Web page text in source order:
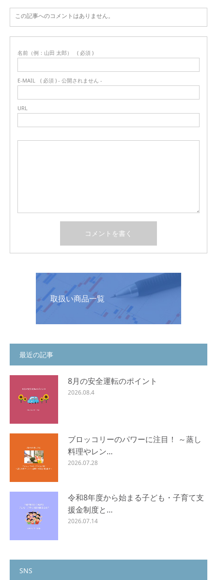
この記事へのコメントはありません。
名前（例：山田 太郎） ( 必須 )
E-MAIL ( 必須 ) - 公開されません -
URL
取扱い商品一覧
最近の記事
8月の安全運転のポイント
2026.08.4
ブロッコリーのパワーに注目！ ～蒸し
料理やレン…
2026.07.28
令和8年度から始まる子ども・子育て支
援金制度と…
2026.07.14
SNS